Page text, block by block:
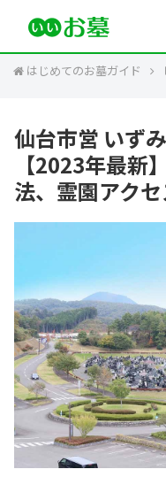
はじめてのお墓ガイド
仙台市営 いず
【2023年最新
法、霊園アク